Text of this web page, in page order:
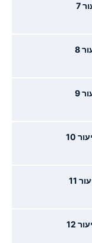
7
8
9
10
11
12